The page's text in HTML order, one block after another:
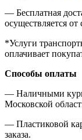
— Бесплатная
осуществляется от
*Услуги
оплачивает
Способы оплаты
— Наличными
Московской
— Пластиковой
заказа.